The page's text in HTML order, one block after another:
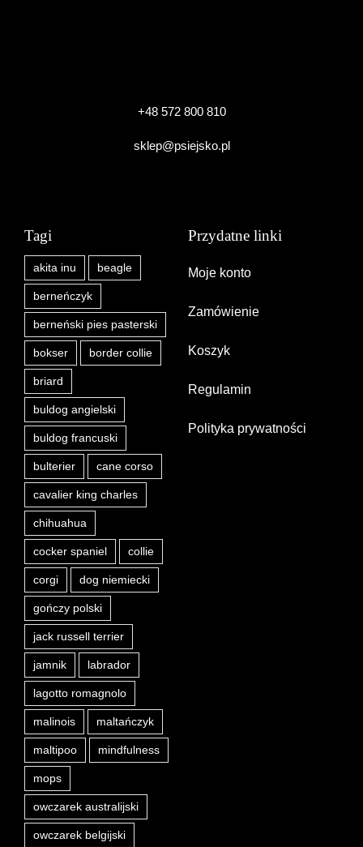
+48 572 800 810
sklep@psiejsko.pl
Tagi
akita inu beagle
berneńczyk
berneński pies pasterski
bokser border collie
briard
buldog angielski
buldog francuski
bulterier cane corso
cavalier king charles
chihuahua
cocker spaniel collie
corgi dog niemiecki
gończy polski
jack russell terrier
jamnik labrador
lagotto romagnolo
malinois maltańczyk
maltipoo mindfulness
mops
owczarek australijski
owczarek belgijski
Przydatne linki
Moje konto
Zamówienie
Koszyk
Regulamin
Polityka prywatności